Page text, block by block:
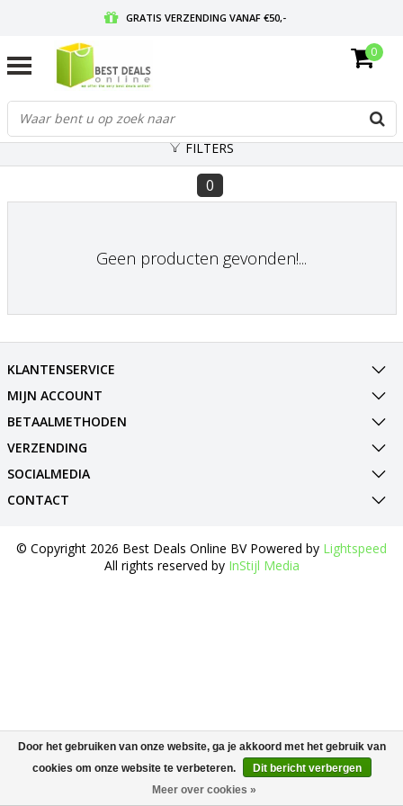
GRATIS VERZENDING VANAF €50,-
GRATIS RETOURNEREN EN 30 DAGEN BEDENKTIJD
0
FILTERS
0
Geen producten gevonden!...
KLANTENSERVICE
MIJN ACCOUNT
BETAALMETHODEN
VERZENDING
SOCIALMEDIA
CONTACT
© Copyright 2026 Best Deals Online BV Powered by Lightspeed
All rights reserved by InStijl Media
Door het gebruiken van onze website, ga je akkoord met het gebruik van
cookies om onze website te verbeteren.
Dit bericht verbergen
Meer over cookies »